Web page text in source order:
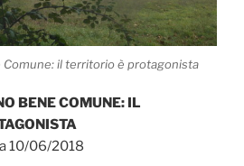
Comune: il territorio è protagonista
BENE COMUNE: IL
10/06/2018